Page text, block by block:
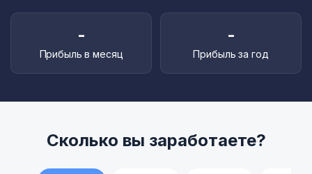
-
Прибыль в месяц
-
Прибыль за год
Сколько вы заработаете?